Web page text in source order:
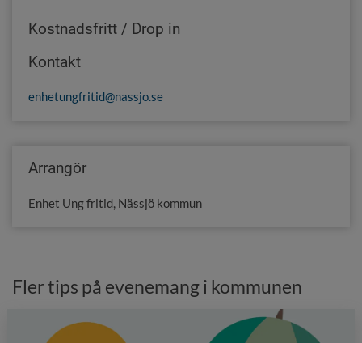
Kostnadsfritt / Drop in
Kontakt
enhetungfritid@nassjo.se
Arrangör
Enhet Ung fritid, Nässjö kommun
Fler tips på evenemang i kommunen